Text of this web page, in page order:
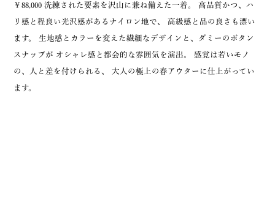
￥88,000 洗練された要素を沢山に兼ね備えた一着。 高品質かつ、ハ
リ感と程良い光沢感があるナイロン地で、 高級感と品の良さも漂い
ます。 生地感とカラーを変えた繊細なデザインと、ダミーのボタン
スナップが オシャレ感と都会的な雰囲気を演出。 感覚は若いモノ
の、人と差を付けられる、 大人の極上の春アウターに仕上がってい
ます。